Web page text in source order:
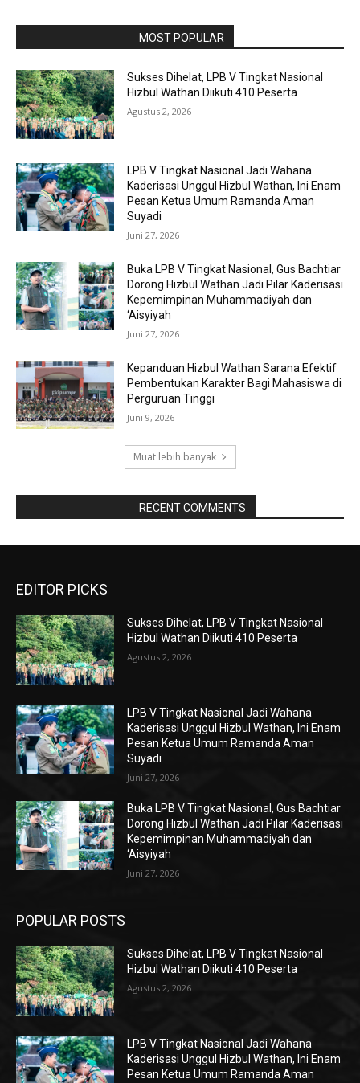
MOST POPULAR
Sukses Dihelat, LPB V Tingkat Nasional
Hizbul Wathan Diikuti 410 Peserta
Agustus 2, 2026
LPB V Tingkat Nasional Jadi Wahana
Kaderisasi Unggul Hizbul Wathan, Ini Enam
Pesan Ketua Umum Ramanda Aman
Suyadi
Juni 27, 2026
Buka LPB V Tingkat Nasional, Gus Bachtiar
Dorong Hizbul Wathan Jadi Pilar Kaderisasi
Kepemimpinan Muhammadiyah dan
‘Aisyiyah
Juni 27, 2026
Kepanduan Hizbul Wathan Sarana Efektif
Pembentukan Karakter Bagi Mahasiswa di
Perguruan Tinggi
Juni 9, 2026
Muat lebih banyak
RECENT COMMENTS
EDITOR PICKS
Sukses Dihelat, LPB V Tingkat Nasional
Hizbul Wathan Diikuti 410 Peserta
Agustus 2, 2026
LPB V Tingkat Nasional Jadi Wahana
Kaderisasi Unggul Hizbul Wathan, Ini Enam
Pesan Ketua Umum Ramanda Aman
Suyadi
Juni 27, 2026
Buka LPB V Tingkat Nasional, Gus Bachtiar
Dorong Hizbul Wathan Jadi Pilar Kaderisasi
Kepemimpinan Muhammadiyah dan
‘Aisyiyah
Juni 27, 2026
POPULAR POSTS
Sukses Dihelat, LPB V Tingkat Nasional
Hizbul Wathan Diikuti 410 Peserta
Agustus 2, 2026
LPB V Tingkat Nasional Jadi Wahana
Kaderisasi Unggul Hizbul Wathan, Ini Enam
Pesan Ketua Umum Ramanda Aman